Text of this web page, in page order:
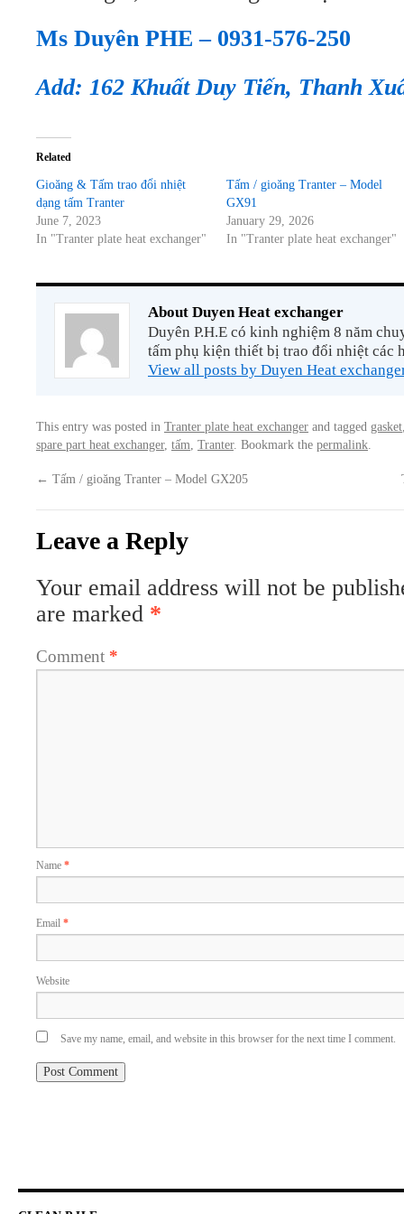
Ms Duyên PHE – 0931-576-250
Add: 162 Khuất Duy Tiến, Thanh
Related
Gioăng & Tấm trao đổi nhiệt
dạng tấm Tranter
June 7, 2023
In "Tranter plate heat exchanger"
Tấm / gioăng Tranter – Model
GX91
January 29, 2026
In "Tranter plate heat exchanger"
About Duyen Heat exchanger
Duyên P.H.E có kinh nghiệm 8 năm
tấm phụ kiện thiết bị trao đổi nhiệt các
View all posts by Duyen Heat
This entry was posted in Tranter plate heat exchanger and tagged gasket
spare part heat exchanger, tấm, Tranter. Bookmark the permalink.
← Tấm / gioăng Tranter – Model GX205
Leave a Reply
Your email address will not be
are marked *
Comment *
Name *
Email *
Website
Save my name, email, and website in this browser for the next time I comment.